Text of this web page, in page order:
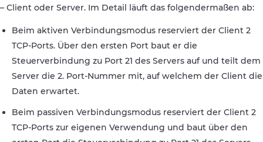
– Client oder Server. Im Detail läuft das folgendermaßen ab:
Beim aktiven Verbindungsmodus reserviert der Client 2
TCP-Ports. Über den ersten Port baut er die
Steuerverbindung zu Port 21 des Servers auf und teilt dem
Server die 2. Port-Nummer mit, auf welchem der Client die
Daten erwartet.
Beim passiven Verbindungsmodus reserviert der Client 2
TCP-Ports zur eigenen Verwendung und baut über den